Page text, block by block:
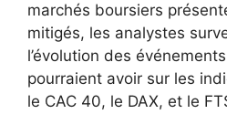
marchés boursiers
mitigés, les analystes
l’évolution des événements
pourraient avoir sur les
le CAC 40, le DAX, et le